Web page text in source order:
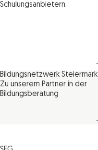
Schulungsanbietern.
Bildungsnetzwerk Steiermark
Zu unserem Partner in der
Bildungsberatung